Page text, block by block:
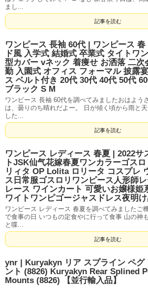
まし...
記事を読む
ワンピース 長袖 60代 | ワンピース
ド風 入学式 結婚式 卒業式 タイトワ
型カバー vネック 着痩せ お洒落 二次
勤 入園式 オフィス フォーマル 披露
ス ベルト付き 20代 30代 40代 50代
ブラック S M
ワンピース 長袖 60代を調べてみましたおはよう
は、曇りのち晴れだよー。 日が傾く頃から雨と
した...
記事を読む
ワンピース レディース 春夏 | 2022サ
トJSK仙气花嫁春夏ワンカラーゴス
リィタ OP Lolita ロリータ コスプレ
ス日常服ゴスロリワンピース人形師
レース ワインカート 可愛いお嬢様姫
ワイトワンピゴージャスドレス夜明
ワンピース レディース 春夏を調べてみましたご
で食事の日 いつもの定食やに行って食事 山の神
と喋...
記事を読む
ynr | Kuryakyn リア スプライン ペグ
ント (8826) Kuryakyn Rear Splined
Mounts (8826) 【並行輸入品】